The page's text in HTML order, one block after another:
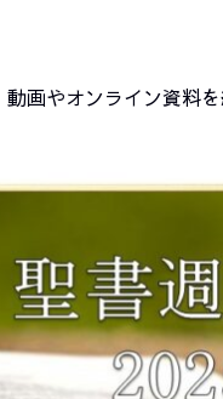
動画やオンライン